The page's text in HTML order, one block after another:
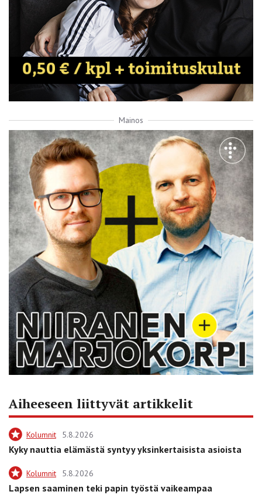
Mainos
Aiheeseen liittyvät artikkelit
Kolumnit 5.8.2026
Kyky nauttia elämästä syntyy yksinkertaisista asioista
Kolumnit 5.8.2026
Lapsen saaminen teki papin työstä vaikeampaa